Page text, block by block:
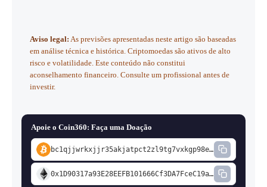
garantia de retorno.
deDCA(aportes periódicos fixos) historicamente reduz o
impacto da volatilidade. Nunca invista mais do que está
disposto a perder. Consulte um assessor financeiro
credenciado pela CVM antes de decidir.
Aviso legal: As previsões apresentadas neste artigo são baseadas
em análise técnica e histórica. Criptomoedas são ativos de alto
risco e volatilidade. Este conteúdo não constitui
aconselhamento financeiro. Consulte um profissional antes de
investir.
Apoie o Coin360: Faça uma Doação
bc1qjjwrkxjjr35akjatpct2zl9tg7vxkgp98em2cd
0x1D90317a93E28EEFB101666Cf3DA7FceC19a74fD